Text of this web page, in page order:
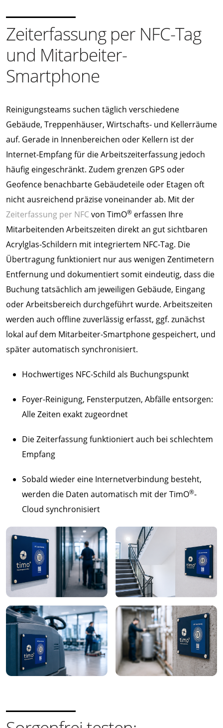
Zeiterfassung per NFC-Tag
und Mitarbeiter-
Smartphone
Reinigungsteams suchen täglich verschiedene
Gebäude, Treppenhäuser, Wirtschafts- und Kellerräume
auf. Gerade in Innenbereichen oder Kellern ist der
Internet-Empfang für die Arbeitszeiterfassung jedoch
häufig eingeschränkt. Zudem grenzen GPS oder
Geofence benachbarte Gebäudeteile oder Etagen oft
nicht ausreichend präzise voneinander ab. Mit der
Zeiterfassung per NFCvon TimO® erfassen Ihre
Mitarbeitenden Arbeitszeiten direkt an gut sichtbaren
Acrylglas-Schildern mit integriertem NFC-Tag. Die
Übertragung funktioniert nur aus wenigen Zentimetern
Entfernung und dokumentiert somit eindeutig, dass die
Buchung tatsächlich am jeweiligen Gebäude, Eingang
oder Arbeitsbereich durchgeführt wurde. Arbeitszeiten
werden auch offline zuverlässig erfasst, ggf. zunächst
lokal auf dem Mitarbeiter-Smartphone gespeichert, und
später automatisch synchronisiert.
Hochwertiges NFC-Schild als Buchungspunkt
Foyer-Reinigung, Fensterputzen, Abfälle entsorgen:
Alle Zeiten exakt zugeordnet
Die Zeiterfassung funktioniert auch bei schlechtem
Empfang
Sobald wieder eine Internetverbindung besteht,
werden die Daten automatisch mit der TimO®-
Cloud synchronisiert